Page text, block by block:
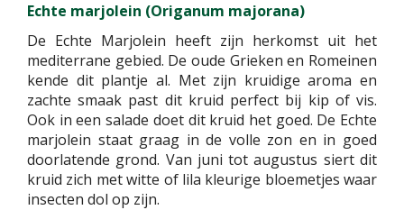
Echte marjolein (Origanum majorana)
De Echte Marjolein heeft zijn herkomst uit het
mediterrane gebied. De oude Grieken en Romeinen
kende dit plantje al. Met zijn kruidige aroma en
zachte smaak past dit kruid perfect bij kip of vis.
Ook in een salade doet dit kruid het goed. De Echte
marjolein staat graag in de volle zon en in goed
doorlatende grond. Van juni tot augustus siert dit
kruid zich met witte of lila kleurige bloemetjes waar
insecten dol op zijn.